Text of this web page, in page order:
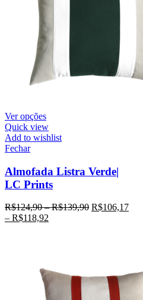
Ver opções
Quick view
Add to wishlist
Fechar
Almofada Listra Verde|
LC Prints
R$124,90–R$139,90 R$106,17
– R$118,92